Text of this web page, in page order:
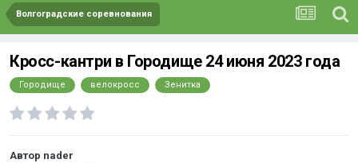
Волгоградские соревнования
Кросс-кантри в Городище 24 июня 2023 года
Городище велокросс Зенитка
Автор nader